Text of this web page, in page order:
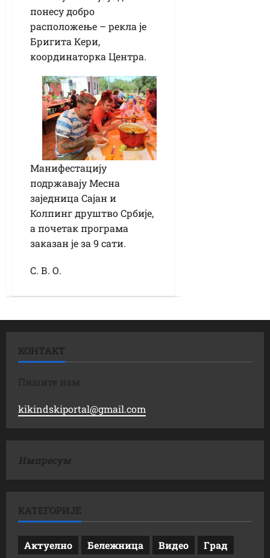
понесу добро
расположење – рекла је
Бригита Кери,
координаторка Центра.
Манифестацију
подржавају Месна
заједница Сајан и
Колпинг друштво Србије,
а почетак програма
заказан је за 9 сати.
С. В. О.
КОНТАКТ
Пишите нам
kikindskiportal@gmail.com
Импресум
КАТЕГОРИЈЕ
Актуелно Бележница Видео
Град